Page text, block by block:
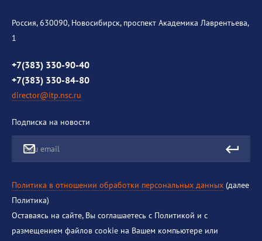
История института
Контакты
Противодействие коррупции
Россия, 630090, Новосибирск, проспект Академика Лаврентьева,
1
+7(383) 330-90-40
+7(383) 330-84-80
director@itp.nsc.ru
Подписка на новости
Ваш email
Политика в отношении обработки персональных данных (далее
Политика)
Оставаясь на сайте, Вы соглашаетесь с Политикой и с
размещением файлов cookie на Вашем компьютере или